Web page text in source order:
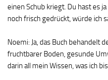
einen Schub kriegt. Du hast es
noch frisch gedrückt, würde ich
Noemi: Ja, das Buch behandelt
fruchtbarer Boden, gesunde
darin all mein Wissen, was ich